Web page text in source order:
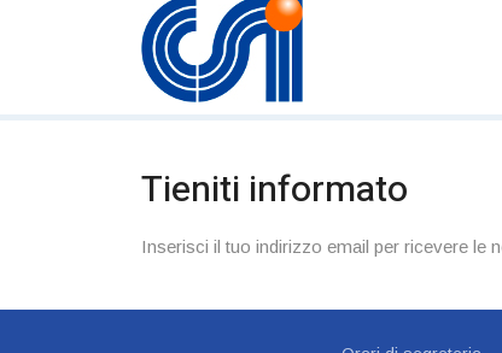
Tieniti informato
Inserisci il tuo indirizzo email per ricevere le